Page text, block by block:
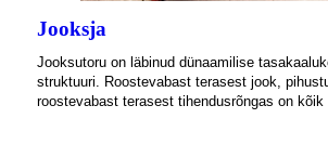
Jooksja
Jooksutoru on läbinud dünaamilise
struktuuri. Roostevabast terasest jook,
roostevabast terasest tihendusrõngas on kõik